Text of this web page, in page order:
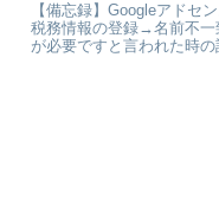
【備忘録】Googleアドセ
税務情報の登録→名前不一
が必要ですと言われた時の